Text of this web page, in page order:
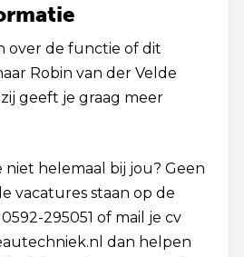
over de functie of dit
Robin van der Velde
zij geeft je graag meer
niet helemaal bij jou? Geen
vacatures staan op de
295051 of mail je cv
dan helpen